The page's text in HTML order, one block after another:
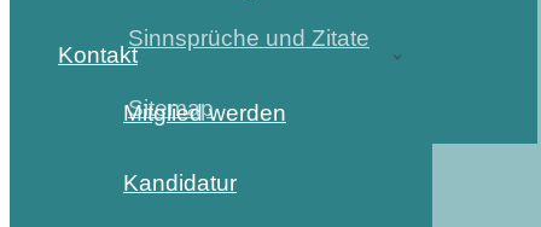
Sinnsprüche und Zitate
Sitemap
Kontakt
Mitglied werden
Kandidatur